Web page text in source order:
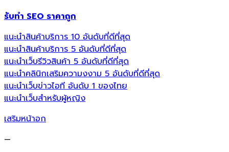
รับทำ SEO ราคาถูก
แนะนำสินค้าบริการ 10 อันดับที่ดีที่สุด
แนะนำสินค้าบริการ 5 อันดับที่ดีที่สุด
แนะนำเว็บรีวิวสินค้า 5 อันดับที่ดีที่สุด
แนะนำคลินิกเสริมความงงาม 5 อันดับที่ดีที่สุด
แนะนำเว็บข่าวไอที อันดับ 1 ของไทย
แนะนำเว็บสำหรับผู้หญิง
เสริมหน้าอก
—